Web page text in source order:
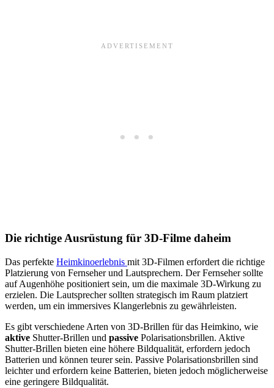
Die richtige Ausrüstung für 3D-Filme daheim
Das perfekte Heimkinoerlebnis mit 3D-Filmen erfordert die richtige
Platzierung von Fernseher und Lautsprechern. Der Fernseher sollte
auf Augenhöhe positioniert sein, um die maximale 3D-Wirkung zu
erzielen. Die Lautsprecher sollten strategisch im Raum platziert
werden, um ein immersives Klangerlebnis zu gewährleisten.
Es gibt verschiedene Arten von 3D-Brillen für das Heimkino, wie
aktive Shutter-Brillen und passive Polarisationsbrillen. Aktive
Shutter-Brillen bieten eine höhere Bildqualität, erfordern jedoch
Batterien und können teurer sein. Passive Polarisationsbrillen sind
leichter und erfordern keine Batterien, bieten jedoch möglicherweise
eine geringere Bildqualität.